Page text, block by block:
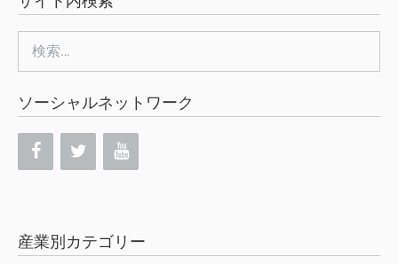
ソーシャルネットワーク
産業別カテゴリー